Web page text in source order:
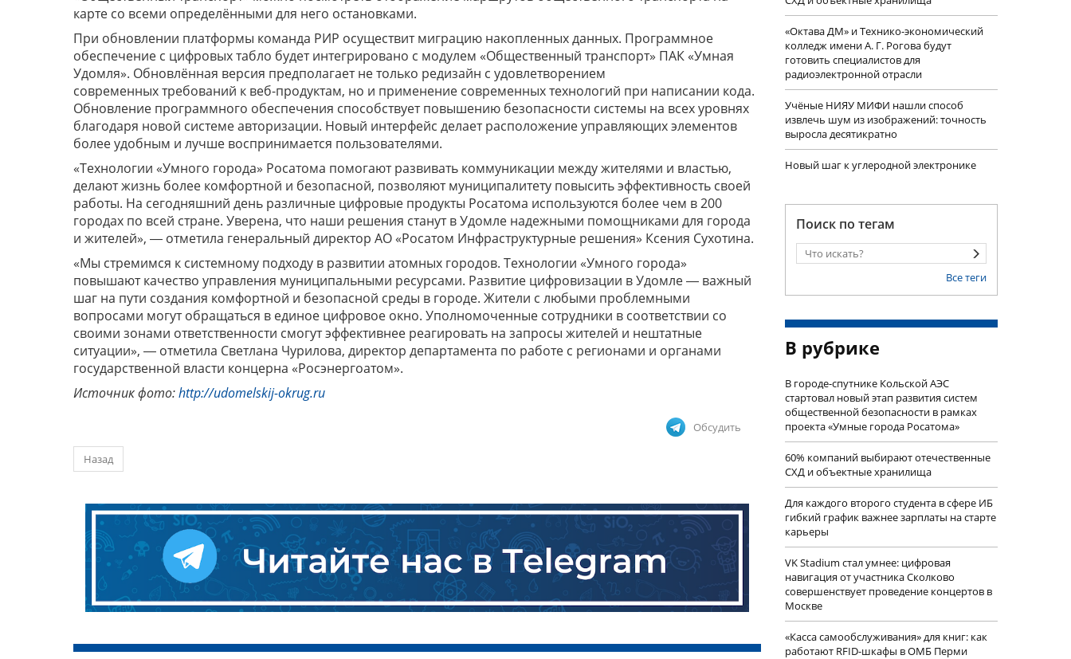
карте со всеми определёнными для него остановками.
При обновлении платформы команда РИР осуществит миграцию накопленных данных. Программное
обеспечение с цифровых табло будет интегрировано с модулем «Общественный транспорт» ПАК «Умная
Удомля». Обновлённая версия предполагает не только редизайн с удовлетворением
современных требований к веб-продуктам, но и применение современных технологий при написании кода.
Обновление программного обеспечения способствует повышению безопасности системы на всех уровнях
благодаря новой системе авторизации. Новый интерфейс делает расположение управляющих элементов
более удобным и лучше воспринимается пользователями.
«Технологии «Умного города» Росатома помогают развивать коммуникации между жителями и властью,
делают жизнь более комфортной и безопасной, позволяют муниципалитету повысить эффективность своей
работы. На сегодняшний день различные цифровые продукты Росатома используются более чем в 200
городах по всей стране. Уверена, что наши решения станут в Удомле надежными помощниками для города
и жителей», ― отметила генеральный директор АО «Росатом Инфраструктурные решения» Ксения Сухотина.
«Мы стремимся к системному подходу в развитии атомных городов. Технологии «Умного города»
повышают качество управления муниципальными ресурсами. Развитие цифровизации в Удомле ― важный
шаг на пути создания комфортной и безопасной среды в городе. Жители с любыми проблемными
вопросами могут обращаться в единое цифровое окно. Уполномоченные сотрудники в соответствии со
своими зонами ответственности смогут эффективнее реагировать на запросы жителей и нештатные
ситуации», ― отметила Светлана Чурилова, директор департамента по работе с регионами и органами
государственной власти концерна «Росэнергоатом».
Источник фото:http://udomelskij-okrug.ru
Обсудить
Назад
«Октава ДМ» и Технико-экономический
колледж имени А. Г. Рогова будут
готовить специалистов для
радиоэлектронной отрасли
Учëные НИЯУ МИФИ нашли способ
извлечь шум из изображений: точность
выросла десятикратно
Новый шаг к углеродной электронике
Поиск по тегам
Все теги
В рубрике
В городе-спутнике Кольской АЭС
стартовал новый этап развития систем
общественной безопасности в рамках
проекта «Умные города Росатома»
60% компаний выбирают отечественные
СХД и объектные хранилища
Для каждого второго студента в сфере ИБ
гибкий график важнее зарплаты на старте
карьеры
VK Stadium стал умнее: цифровая
навигация от участника Сколково
совершенствует проведение концертов в
Москве
«Касса самообслуживания» для книг: как
работают RFID-шкафы в ОМБ Перми